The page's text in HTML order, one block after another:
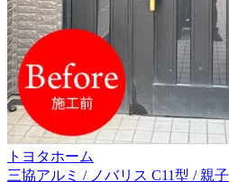
トヨタホーム
三協アルミ / ノバリス C11型 / 親子